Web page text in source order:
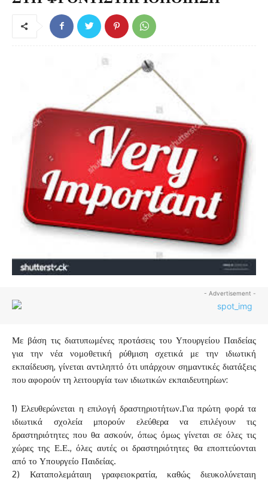
- Advertisement -
Με βάση τις διατυπωμένες προτάσεις του Υπουργείου Παιδείας
για την νέα νομοθετική ρύθμιση σχετικά με την ιδιωτική
εκπαίδευση, γίνεται αντιληπτό ότι υπάρχουν σημαντικές διατάξεις
που αφορούν τη λειτουργία των ιδιωτικών εκπαιδευτηρίων:
1) Ελευθερώνεται η επιλογή δραστηριοτήτων.Για πρώτη φορά τα
ιδιωτικά σχολεία μπορούν ελεύθερα να επιλέγουν τις
δραστηριότητες που θα ασκούν, όπως όμως γίνεται σε όλες τις
χώρες της Ε.Ε., όλες αυτές οι δραστηριότητες θα εποπτεύονται
από το Υπουργείο Παιδείας.
2) Καταπολεμάταιη γραφειοκρατία, καθώς διευκολύνεταιη